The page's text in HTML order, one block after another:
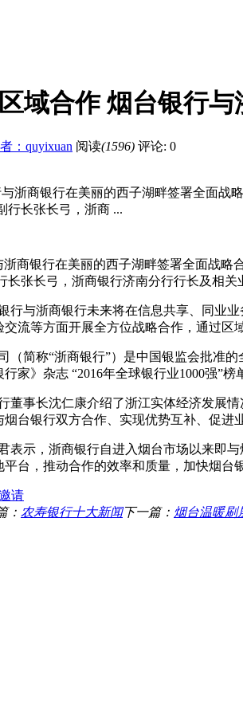
域合作 烟台银行
：quyixuan 阅读(1596) 评论: 0
浙商银行在美丽的西子湖畔签署全面
行长张长弓，浙商 ...
浙商银行在美丽的西子湖畔签署全面战
长张长弓，浙商银行济南分行行长及相关
行与浙商银行未来将在信息共享、同业
流等方面开展全方位战略合作，通过区
（简称“浙商银行”）是中国银监会批准
家》杂志 “2016年全球银行业1000强”
董事长沈仁康介绍了浙江实体经济发展
台银行双方合作、实现优势互补、促进
表示，浙商银行自进入烟台市场以来即
台，推动合作的效率和质量，加快烟台
请
： 农寿银行十大新闻下一篇： 烟台温暖刷